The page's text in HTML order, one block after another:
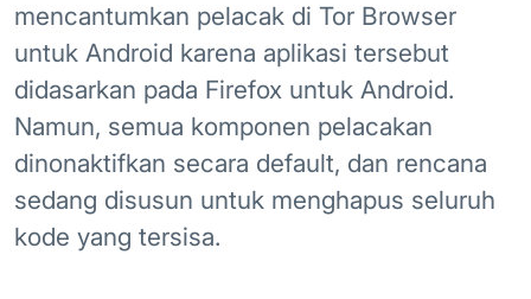
mencantumkan pelacak di Tor Browser
untuk Android karena aplikasi tersebut
didasarkan pada Firefox untuk Android.
Namun, semua komponen pelacakan
dinonaktifkan secara default, dan rencana
sedang disusun untuk menghapus seluruh
kode yang tersisa.